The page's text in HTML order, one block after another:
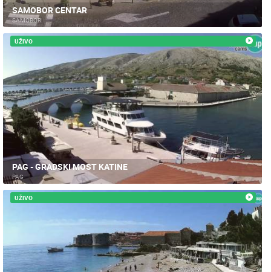
SAMOBOR CENTAR
SAMOBOR
UŽIVO
PAG - GRADSKI MOST KATINE
PAG
UŽIVO